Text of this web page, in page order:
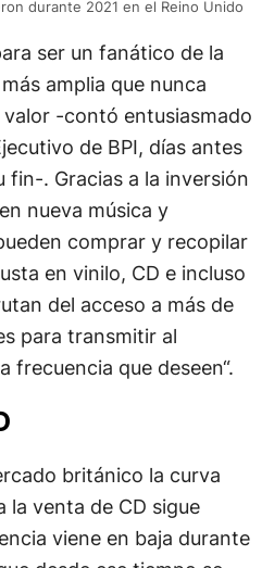
durante 2021 en el Reino Unido
ser un fanático de la
amplia que nunca
-contó entusiasmado
de BPI, días antes
fin-. Gracias a la inversión
nueva música y
comprar y recopilar
en vinilo, CD e incluso
del acceso a más de
para transmitir al
frecuencia que deseen“.
británico la curva
la venta de CD sigue
viene en baja durante